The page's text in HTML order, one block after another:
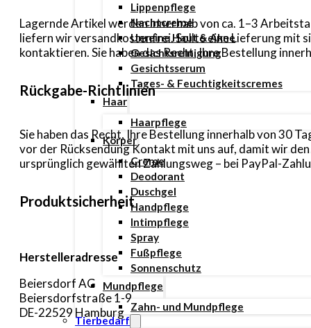
Lippenpflege
Nachtcreme
Unreine Haut & Akne
Gesichtsreinigung
Gesichtsserum
Tages- & Feuchtigkeitscremes
Haar
Haarpflege
Körper
Creme
Deodorant
Duschgel
Handpflege
Intimpflege
Spray
Fußpflege
Sonnenschutz
Mundpflege
Zahn- und Mundpflege
Tierbedarf
Lagernde Artikel werden innerhalb von ca. 1–3
liefern wir versandkostenfrei. Sollte eine Lieferung mit
kontaktieren. Sie haben das Recht, Ihre Bestellung
Rückgabe-Richtlinien
Sie haben das Recht, Ihre Bestellung innerhalb von 30
vor der Rücksendung Kontakt mit uns auf, damit wir
ursprünglich gewählten Zahlungsweg – bei PayPal-
Produktsicherheit
Herstelleradresse
Beiersdorf AG
Beiersdorfstraße 1-9
DE-22529 Hamburg